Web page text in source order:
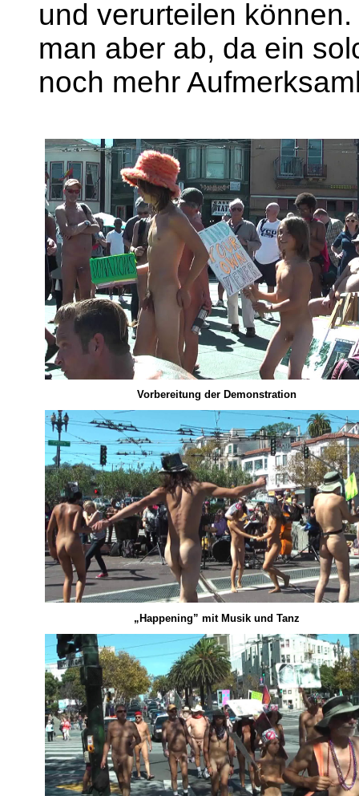
und verurteilen
man aber ab, da ein
noch mehr
Vorbereitung der Demonstration
„Happening” mit Musik und Tanz